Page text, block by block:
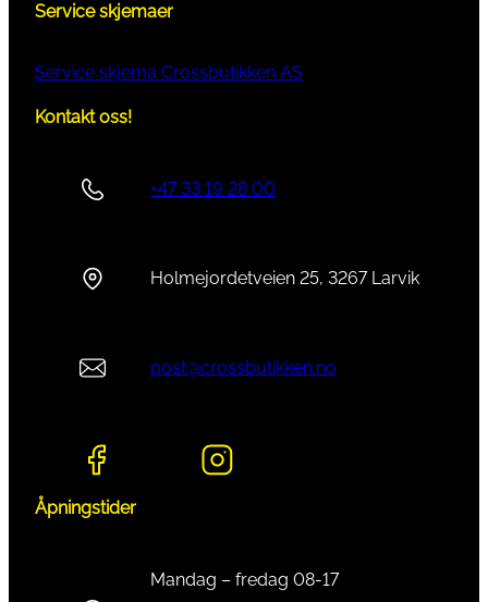
Service skjemaer
Service skjema Crossbutikken AS
Kontakt oss!
+47 33 19 28 00
Holmejordetveien 25, 3267 Larvik
post@crossbutikken.no
Åpningstider
Mandag – fredag 08-17